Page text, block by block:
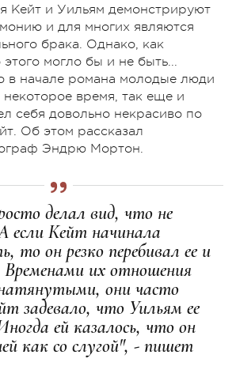
Кейт и Уильям демонстрируют
и для многих являются
брака. Однако, как
этого могло бы и не быть...
в начале романа молодые люди
некоторое время, так еще и
себя довольно некрасиво по
Об этом рассказал
Эндрю Мортон.
делал вид, что не
если Кейт начинала
то он резко перебивал ее и
их отношения
они часто
задевало, что Уильям ее
ей казалось, что он
как со слугой", - пишет